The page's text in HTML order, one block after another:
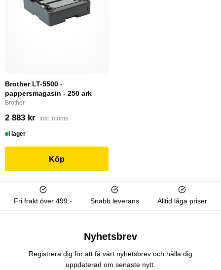
Brother LT-5500 -
pappersmagasin - 250 ark
Brother
2 883 kr inkl. moms
I lager
Köp
Fri frakt över 499:- Snabb leverans Alltid låga priser
Nyhetsbrev
Registrera dig för att få vårt nyhetsbrev och hålla dig
uppdaterad om senaste nytt.